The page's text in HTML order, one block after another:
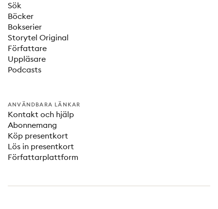
Sök
Böcker
Bokserier
Storytel Original
Författare
Uppläsare
Podcasts
ANVÄNDBARA LÄNKAR
Kontakt och hjälp
Abonnemang
Köp presentkort
Lös in presentkort
Författarplattform